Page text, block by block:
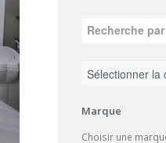
Marque
Choisir une